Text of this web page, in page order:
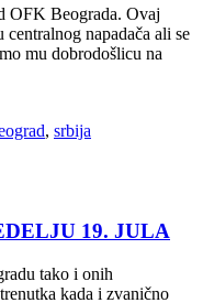
OFK Beograda. Ovaj
napadača ali se
mu dobrodošlicu na
, srbija
19. JULA
tako i onih
kada i zvanično